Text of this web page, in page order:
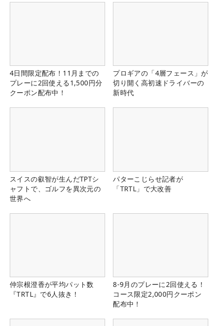
4日間限定配布！11月までの
プレーに2回使える1,500円分
クーポン配布中！
プロギアの「4層フェース」が
切り開く高初速ドライバーの
新時代
スイスの叡智が生んだTPTシ
ャフトで、ゴルフを異次元の
世界へ
パターこじらせ記者が
「TRTL」で大改善
仲宗根澄香が平均パット数
『TRTL』で6人抜き！
8-9月のプレーに2回使える！
コース限定2,000円クーポン
配布中！